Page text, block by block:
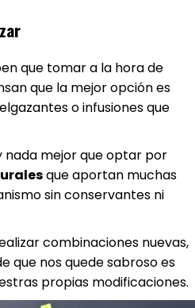
que tomar a la hora de
que la mejor opción es
o infusiones que
nada mejor que optar por
que aportan muchas
sin conservantes ni
combinaciones nuevas,
que nos quede sabroso es
propias modificaciones.